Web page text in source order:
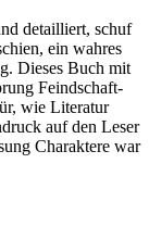
detailliert, schuf
ein wahres
Dieses Buch mit
Feindschaft-
wie Literatur
auf den Leser
Charaktere war